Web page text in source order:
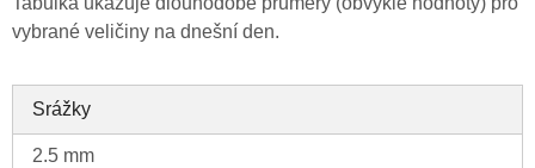
vybrané veličiny na dnešní den.
Srážky
2.5 mm